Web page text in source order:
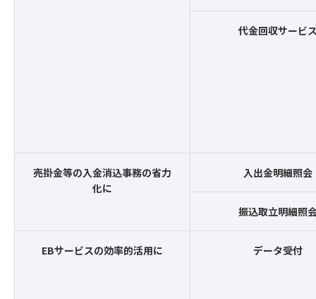
代金回収サービ
売掛金等の入金消込事務の省力
化に
入出金明細照会
振込取立明細照
EBサービスの効率的活用に データ受付